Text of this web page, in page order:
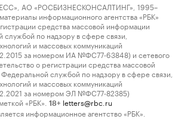
АО «РОСБИЗНЕСКОНСАЛТИНГ», 1995–
информационного агентства «РБК»
средства массовой информации
по надзору в сфере связи,
и массовых коммуникаций
за номером ИА №ФС77-63848) и сетевого
о регистрации средства массовой
службой по надзору в сфере связи,
и массовых коммуникаций
за номером ЭЛ №ФС77-82385)
«РБК».
18+ letters@rbc.ru
информационное агентство «РБК».